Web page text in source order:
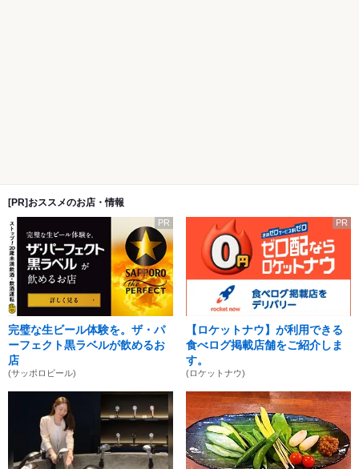
[PR]おススメのお店・情報
PR
完璧な生ビール体験を。ザ・パ
ーフェクト黒ラベルが飲めるお
店
(サッポロビール)
PR
【ロケットナウ】が利用できる
食べログ掲載店舗をご紹介しま
す。
(ロケットナウ)